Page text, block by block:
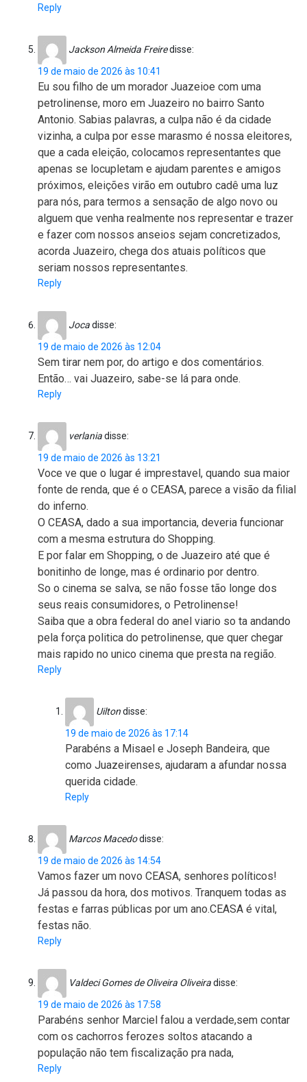
Reply
Jackson Almeida Freiredisse:
19 de maio de 2026 às 10:41
Eu sou filho de um morador Juazeioe com uma
petrolinense, moro em Juazeiro no bairro Santo
Antonio. Sabias palavras, a culpa não é da cidade
vizinha, a culpa por esse marasmo é nossa eleitores,
que a cada eleição, colocamos representantes que
apenas se locupletam e ajudam parentes e amigos
próximos, eleições virão em outubro cadê uma luz
para nós, para termos a sensação de algo novo ou
alguem que venha realmente nos representar e trazer
e fazer com nossos anseios sejam concretizados,
acorda Juazeiro, chega dos atuais políticos que
seriam nossos representantes.
Reply
Jocadisse:
19 de maio de 2026 às 12:04
Sem tirar nem por, do artigo e dos comentários.
Então… vai Juazeiro, sabe-se lá para onde.
Reply
verlaniadisse:
19 de maio de 2026 às 13:21
Voce ve que o lugar é imprestavel, quando sua maior
fonte de renda, que é o CEASA, parece a visão da filial
do inferno.
O CEASA, dado a sua importancia, deveria funcionar
com a mesma estrutura do Shopping.
E por falar em Shopping, o de Juazeiro até que é
bonitinho de longe, mas é ordinario por dentro.
So o cinema se salva, se não fosse tão longe dos
seus reais consumidores, o Petrolinense!
Saiba que a obra federal do anel viario so ta andando
pela força politica do petrolinense, que quer chegar
mais rapido no unico cinema que presta na região.
Reply
Uiltondisse:
19 de maio de 2026 às 17:14
Parabéns a Misael e Joseph Bandeira, que
como Juazeirenses, ajudaram a afundar nossa
querida cidade.
Reply
Marcos Macedodisse:
19 de maio de 2026 às 14:54
Vamos fazer um novo CEASA, senhores políticos!
Já passou da hora, dos motivos. Tranquem todas as
festas e farras públicas por um ano.CEASA é vital,
festas não.
Reply
Valdeci Gomes de Oliveira Oliveiradisse:
19 de maio de 2026 às 17:58
Parabéns senhor Marciel falou a verdade,sem contar
com os cachorros ferozes soltos atacando a
população não tem fiscalização pra nada,
Reply